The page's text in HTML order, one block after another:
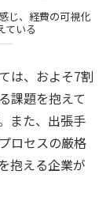
じ、経費の可視化
ている
は、およそ7割
課題を抱えて
また、出張手
ロセスの厳格
抱える企業が